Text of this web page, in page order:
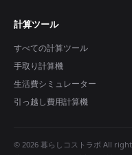
計算ツール
すべての計算ツール
手取り計算機
生活費シミュレーター
引っ越し費用計算機
© 2026 暮らしコストラボ All